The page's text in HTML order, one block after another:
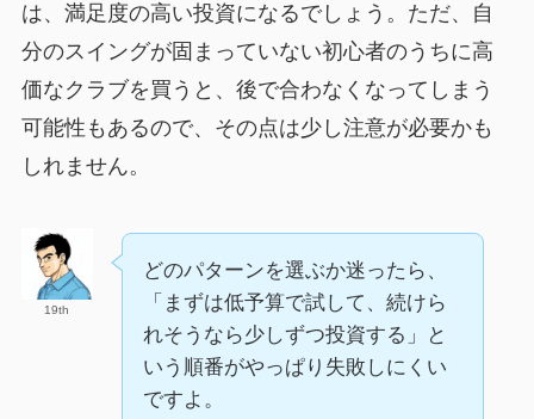
は、満足度の高い投資になるでしょう。ただ、自
分のスイングが固まっていない初心者のうちに高
価なクラブを買うと、後で合わなくなってしまう
可能性もあるので、その点は少し注意が必要かも
しれません。
19th
どのパターンを選ぶか迷ったら、
「まずは低予算で試して、続けら
れそうなら少しずつ投資する」と
いう順番がやっぱり失敗しにくい
ですよ。